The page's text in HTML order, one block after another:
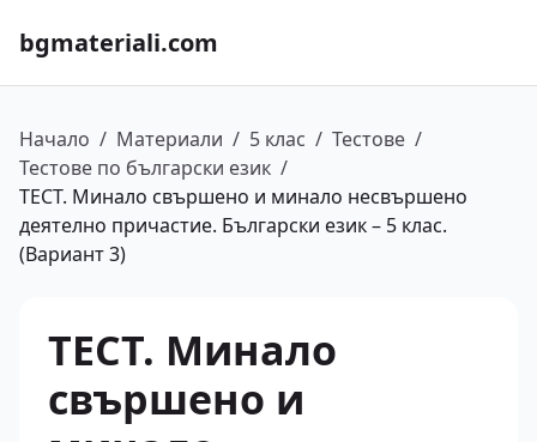
bgmateriali.com
Начало / Материали / 5 клас / Тестове /
Тестове по български език /
ТЕСТ. Минало свършено и минало несвършено
деятелно причастие. Български език – 5 клас.
(Вариант 3)
ТЕСТ. Минало
свършено и